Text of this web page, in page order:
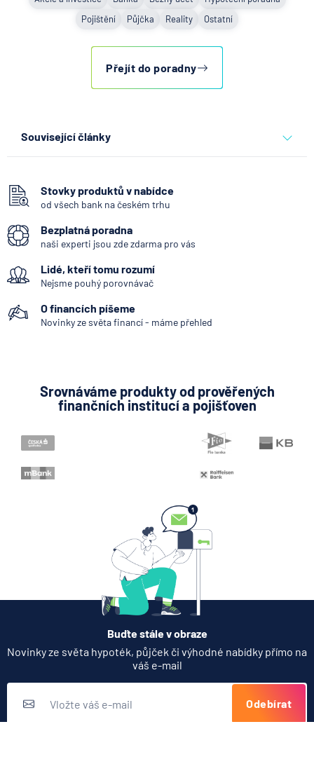
Pojištění
Půjčka Reality Ostatní
Přejít do poradny
Související články
rozhoduje o nároku v roce
2026
10.8.2026 Pojištění
10.8.2026 Pojištění
Superdávka se znovu upraví:
Zobrazit všechny články
Stovky produktů v nabídce
od všech bank na českém trhu
Bezplatná poradna
naši experti jsou zde zdarma pro vás
Lidé, kteří tomu rozumí
Nejsme pouhý porovnávač
O financích píšeme
Novinky ze světa financí - máme přehled
Srovnáváme produkty od prověřených
finančních institucí a pojišťoven
Buďte stále v obraze
Novinky ze světa hypoték, půjček či výhodné nabídky přímo na
váš e-mail
Odebírat